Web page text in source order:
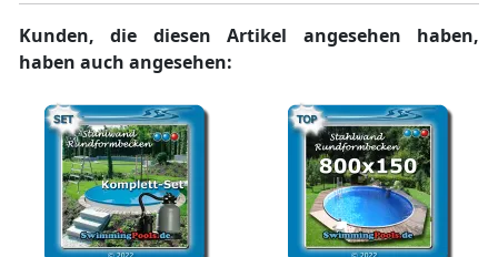
Kunden, die diesen Artikel angesehen haben,
haben auch angesehen: